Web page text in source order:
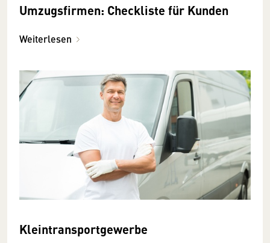
Umzugsfirmen: Checkliste für Kunden
Weiterlesen
Kleintransportgewerbe